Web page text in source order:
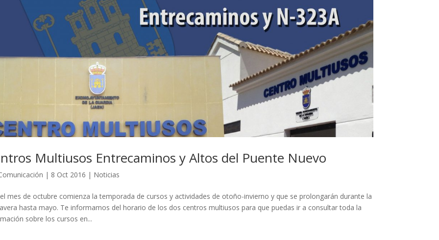
Multiusos Entrecaminos y Altos del Puente Nuevo
| 8 Oct 2016 | Noticias
mes de octubre comienza la temporada de cursos y actividades de otoño-invierno y que se prolongarán durante la
hasta mayo. Te informamos del horario de los dos centros multiusos para que puedas ir a consultar toda la
sobre los cursos en...